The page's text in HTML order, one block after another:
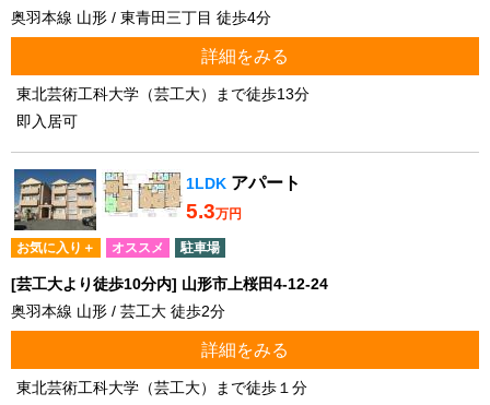
奥羽本線 山形 / 東青田三丁目 徒歩4分
詳細をみる
東北芸術工科大学（芸工大）まで徒歩13分
即入居可
1LDK アパート
5.3万円
お気に入り＋ オススメ 駐車場
[芸工大より徒歩10分内] 山形市上桜田4-12-24
奥羽本線 山形 / 芸工大 徒歩2分
詳細をみる
東北芸術工科大学（芸工大）まで徒歩１分